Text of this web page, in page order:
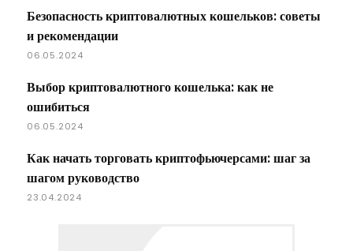
Безопасность криптовалютных кошельков: советы
и рекомендации
06.05.2024
Выбор криптовалютного кошелька: как не
ошибиться
06.05.2024
Как начать торговать криптофьючерсами: шаг за
шагом руководство
23.04.2024